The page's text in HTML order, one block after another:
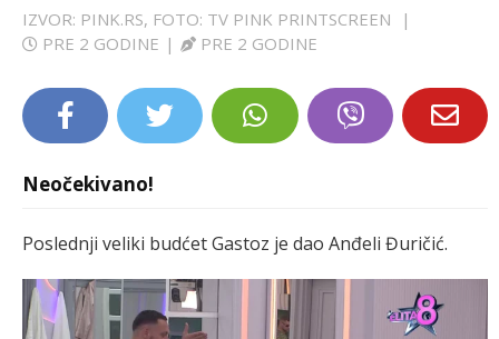
EXTRA
IZVOR: PINK.RS, FOTO: TV PINK PRINTSCREEN
|
PRE 2 GODINE | PRE 2 GODINE
Neočekivano!
Poslednji veliki budćet Gastoz je dao Anđeli Đuričić.